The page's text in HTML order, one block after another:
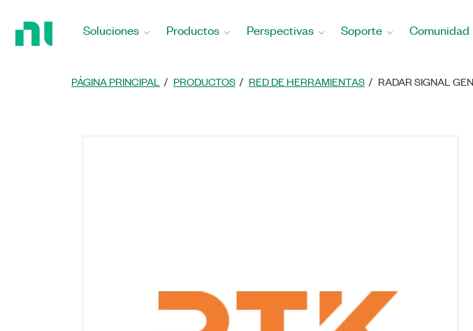
Soluciones Productos Perspectivas Soporte Comunidad
PÁGINA PRINCIPAL PRODUCTOS RED DE HERRAMIENTAS RADAR SIGNAL